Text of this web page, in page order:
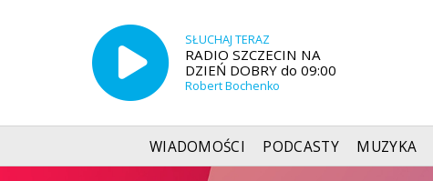
SŁUCHAJ TERAZ
RADIO SZCZECIN NA
DZIEŃ DOBRY do 09:00
Robert Bochenko
WIADOMOŚCI PODCASTY MUZYKA